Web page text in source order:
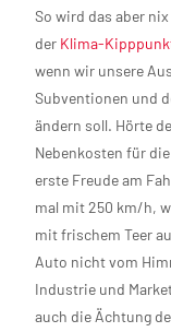
So wird das aber
der Klima-
wenn wir unsere
Subventionen und
ändern soll. Hörte
Nebenkosten für
erste Freude am
mal mit 250 km/h,
mit frischem Teer
Auto nicht vom
Industrie und
auch die Ächtung